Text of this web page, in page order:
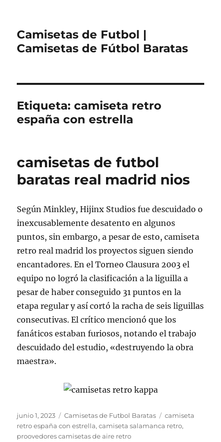
Camisetas de Futbol |
Camisetas de Fútbol Baratas
Etiqueta:camiseta retro
españa con estrella
camisetas de futbol
baratas real madrid nios
Según Minkley, Hijinx Studios fue descuidado o
inexcusablemente desatento en algunos
puntos, sin embargo, a pesar de esto, camiseta
retro real madrid los proyectos siguen siendo
encantadores. En el Torneo Clausura 2003 el
equipo no logró la clasificación a la liguilla a
pesar de haber conseguido 31 puntos en la
etapa regular y así cortó la racha de seis liguillas
consecutivas. El crítico mencionó que los
fanáticos estaban furiosos, notando el trabajo
descuidado del estudio, «destruyendo la obra
maestra».
Publicado
el
junio 1, 2023 Categorías
Camisetas de Futbol Baratas Etiquetas
camiseta
retro españa con estrella,camiseta salamanca retro,
proovedores camisetas de aire retro